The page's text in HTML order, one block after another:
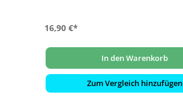
16,90 €*
In den Warenkorb
Zum Vergleich hinzufügen